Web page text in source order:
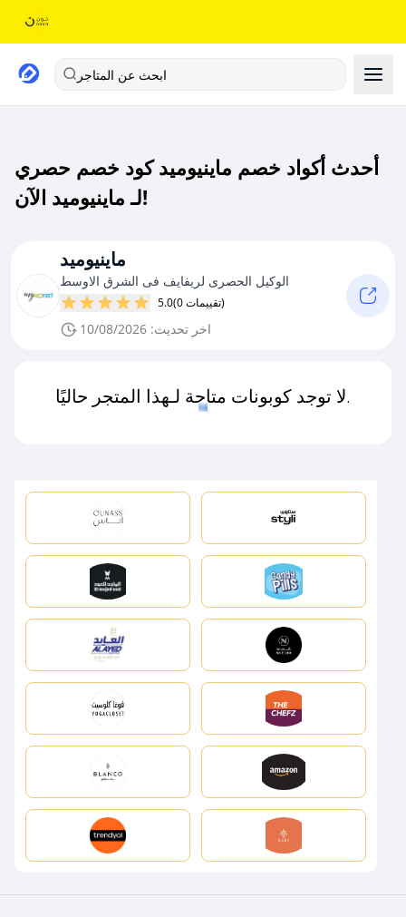
ابحث عن المتاجر
أحدث أكواد خصم ماينيوميد كود خصم حصري
لـ ماينيوميد الآن!
ماينيوميد
الوكيل الحصرى لريفايف فى الشرق الاوسط
5.0 (0 تقييمات)
اخر تحديث: 10/08/2026
لا توجد كوبونات متاحة لـهذا المتجر حاليًا.